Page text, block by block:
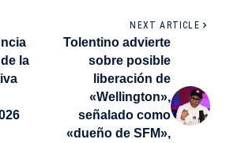
la
NEXT ARTICLE
Tolentino advierte
sobre posible
liberación de
«Wellington»,
señalado como
«dueño de SFM»,